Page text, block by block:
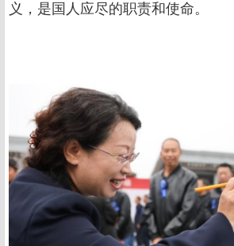
义，是国人应尽的职责和使命。